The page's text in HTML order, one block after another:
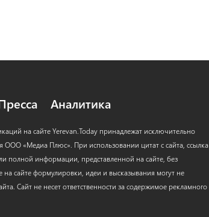
Аналитика
на сайте Yerevan.Today принадлежат исключительно
ООО «Медиа Плюс». При использовании цитат с сайта, ссылка
полной информации, представленной на сайте, без
сайте формулировки, идеи и высказывания могут не
Сайт не несет ответственности за содержимое рекламного